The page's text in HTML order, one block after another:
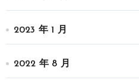
2023 年 1 月
2022 年 8 月